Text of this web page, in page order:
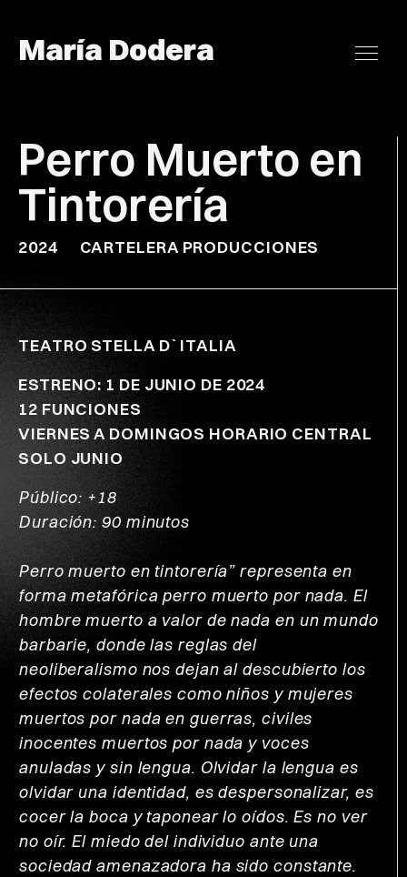
María Dodera
Perro Muerto en
Tintorería
2024 CARTELERA PRODUCCIONES
TEATRO STELLA D`ITALIA
ESTRENO: 1 DE JUNIO DE 2024
12 FUNCIONES
VIERNES A DOMINGOS HORARIO CENTRAL
SOLO JUNIO
Público: +18
Duración: 90 minutos
Perro muerto en tintorería” representa en
forma metafórica perro muerto por nada. El
hombre muerto a valor de nada en un mundo
barbarie, donde las reglas del
neoliberalismo nos dejan al descubierto los
efectos colaterales como niños y mujeres
muertos por nada en guerras, civiles
inocentes muertos por nada y voces
anuladas y sin lengua. Olvidar la lengua es
olvidar una identidad, es despersonalizar, es
cocer la boca y taponear lo oídos. Es no ver
no oír. El miedo del individuo ante una
sociedad amenazadora ha sido constante.